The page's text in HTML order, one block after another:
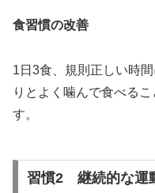
食習慣の改善
1日3食、規則正しい時
りとよく噛んで食べる
す。
習慣2 継続的な運